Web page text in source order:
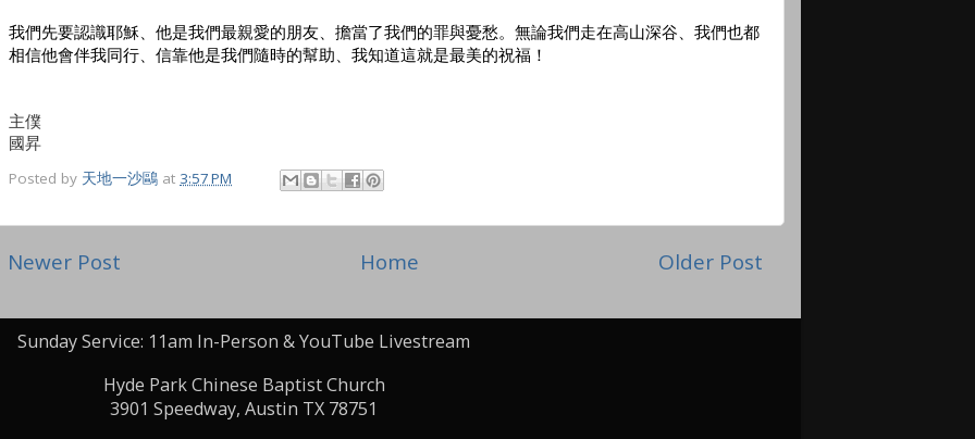
我們先要認識耶穌、他是我們最親愛的朋友、擔當了我們的罪與憂愁。無論我們走在高山深谷、我們也都
相信他會伴我同行、信靠他是我們隨時的幫助、我知道這就是最美的祝福！
主僕
國昇
Posted by 天地一沙鷗 at 3:57 PM
Newer Post Older Post
Home
Sunday Service: 11am In-Person & YouTube Livestream
Hyde Park Chinese Baptist Church
3901 Speedway, Austin TX 78751